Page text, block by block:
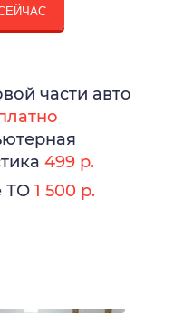
части авто
499 р.
ТО 1 500 р.